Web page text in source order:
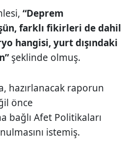
“Deprem
farklı fikirleri de dahil
hangisi, yurt dışındaki
şeklinde olmuş.
hazırlanacak raporun
önce
bağlı Afet Politikaları
istemiş.